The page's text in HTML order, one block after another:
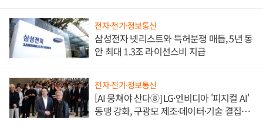
전자·전기·정보통신
삼성전자 넷리스트와 특허분쟁 매듭, 5년 동
안 최대 1.3조 라이선스비 지급
전자·전기·정보통신
[AI 뭉쳐야 산다⑧] LG·엔비디아 '피지컬 AI'
동맹 강화, 구광모 제조·데이터·기술 결집